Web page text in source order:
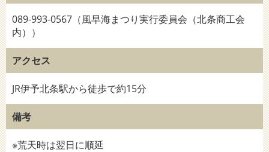
089-993-0567（風早海まつり実行委員会（北条商工会
内））
アクセス
JR伊予北条駅から徒歩で約15分
備考
※荒天時は翌日に順延